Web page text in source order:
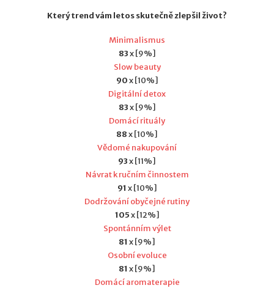
Který trend vám letos skutečně zlepšil život?
Minimalismus
83x [9%]
Slow beauty
90x [10%]
Digitální detox
83x [9%]
Domácí rituály
88x [10%]
Vědomé nakupování
93x [11%]
Návrat k ručním činnostem
91 x [10%]
Dodržování obyčejné rutiny
105x [12%]
Spontánním výlet
81 x [9%]
Osobní evoluce
81 x [9%]
Domácí aromaterapie